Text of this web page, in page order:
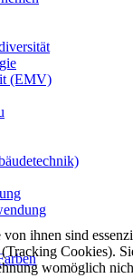
(EMV)
ihnen sind
Cookies).
womöglich